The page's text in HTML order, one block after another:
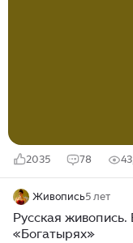
2035 78
Живопись5 лет
Русская
«Богатырях»